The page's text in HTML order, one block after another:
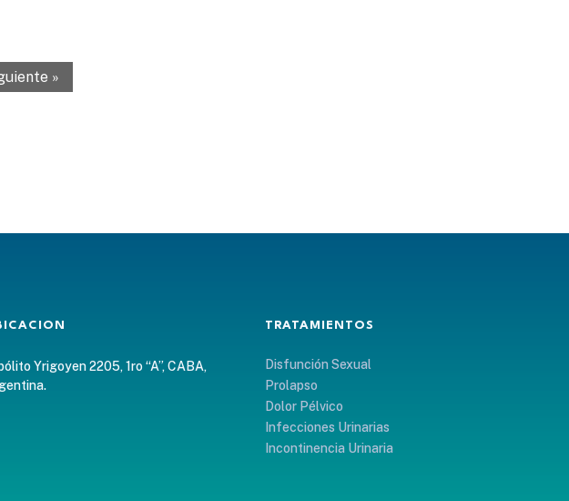
»
Yrigoyen 2205, 1ro “A”, CABA,
TRATAMIENTOS
Disfunción Sexual
Prolapso
Dolor Pélvico
Infecciones Urinarias
Incontinencia Urinaria